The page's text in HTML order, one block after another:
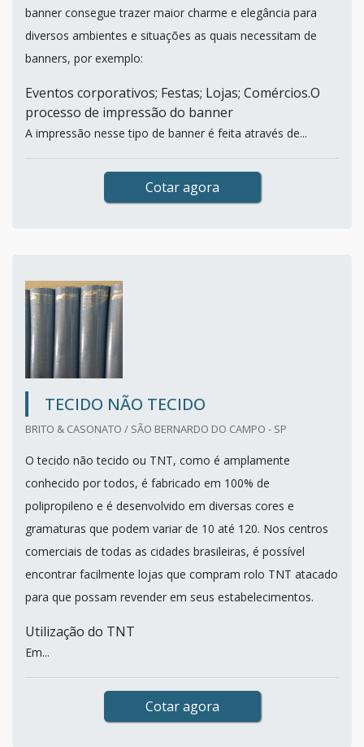
banner consegue trazer maior charme e elegância para
diversos ambientes e situações as quais necessitam de
banners, por exemplo:
Eventos corporativos; Festas; Lojas; Comércios.O
processo de impressão do banner
A impressão nesse tipo de banner é feita através de...
Cotar agora
TECIDO NÃO TECIDO
BRITO & CASONATO / SÃO BERNARDO DO CAMPO - SP
O tecido não tecido ou TNT, como é amplamente
conhecido por todos, é fabricado em 100% de
polipropileno e é desenvolvido em diversas cores e
gramaturas que podem variar de 10 até 120. Nos centros
comerciais de todas as cidades brasileiras, é possível
encontrar facilmente lojas que compram rolo TNT atacado
para que possam revender em seus estabelecimentos.
Utilização do TNT
Em...
Cotar agora